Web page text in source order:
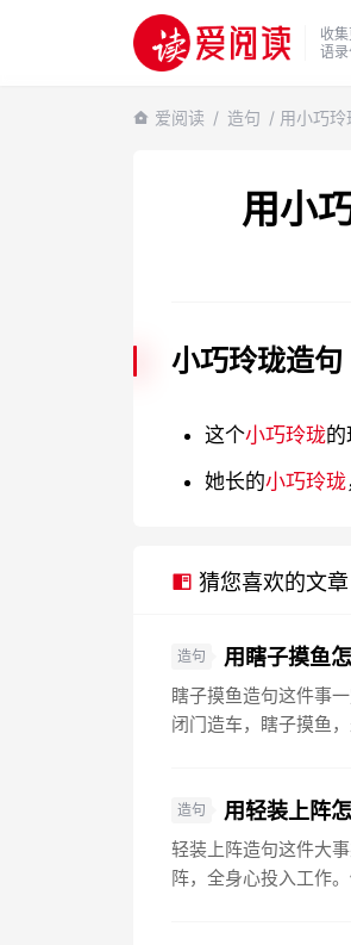
收
语
爱阅读 / 造句 / 用小巧玲
用小
小巧玲珑造句
这个小巧玲珑的
她长的小巧玲珑
猜您喜欢的文章
造句 用瞎子摸鱼
瞎子摸鱼造句这件事
闭门造车，瞎子摸鱼
造句 用轻装上阵
轻装上阵造句这件大
阵，全身心投入工作